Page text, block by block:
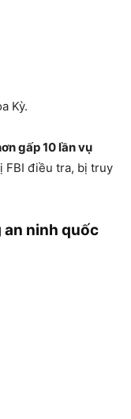
Kỳ.
gấp 10 lần vụ
FBI điều tra, bị truy
an ninh quốc